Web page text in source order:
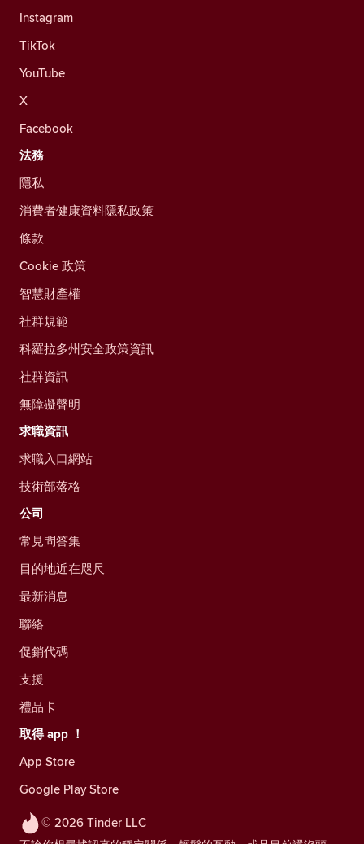
© 2026 Tinder LLC
Instagram
TikTok
YouTube
X
Facebook
法務
隱私
消費者健康資料隱私政策
條款
Cookie 政策
智慧財產權
社群規範
科羅拉多州安全政策資訊
社群資訊
無障礙聲明
求職資訊
求職入口網站
技術部落格
公司
常見問答集
目的地近在咫尺
最新消息
聯絡
促銷代碼
支援
禮品卡
取得 app ！
App Store
Google Play Store